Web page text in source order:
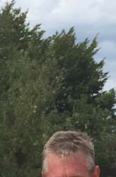
geben wegen Corona
der Corona-Krise betroffen
veröffentlichte